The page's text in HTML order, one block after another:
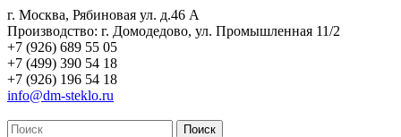
г. Москва, Рябиновая ул. д.46 А
Производство: г. Домодедово, ул. Промышленная 11/2
+7 (926) 689 55 05
+7 (499) 390 54 18
+7 (926) 196 54 18
info@dm-steklo.ru
Поиск